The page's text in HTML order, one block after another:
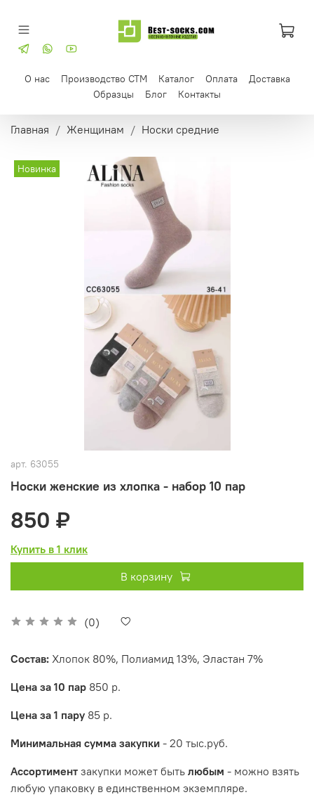
О нас Производство СТМ Каталог Оплата
Доставка
Образцы
Блог Контакты
Главная Женщинам Носки средние
Новинка
арт. 63055
Носки женские из хлопка - набор 10 пар
(0)
850 ₽
Купить в 1 клик
В корзину
Состав: Хлопок 80%, Полиамид 13%, Эластан 7%
Цена за 10 пар 850 р.
Цена за 1 пару 85 р.
Минимальная сумма закупки - 20 тыс.руб.
Ассортимент закупки может быть любым - можно взять
любую упаковку в единственном экземпляре.